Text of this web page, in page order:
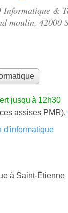
Informatique &
moulin, 42000
jusqu'à 12h30
assises PMR),
d'informatique
à Saint-Étienne